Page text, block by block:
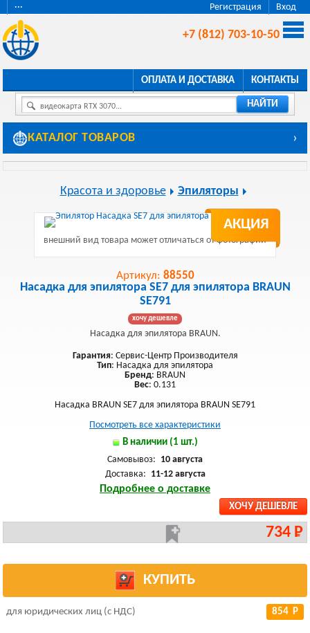
Регистрация Вход
···
+7 (812) 703-10-50
ОПЛАТА И ДОСТАВКА КОНТАКТЫ
видеокарта RTX 3070... НАЙТИ
КАТАЛОГ ТОВАРОВ ›
Красота и здоровье Эпиляторы
АКЦИЯ
внешний вид товара может отличаться от фотографии
Артикул: 88550
Насадка для эпилятора SЕ7 для эпилятора BRAUN
SE791
хочу дешевле
Насадка для эпилятора BRAUN.
Гарантия: Сервис-Центр Производителя
Тип: Насадка для эпилятора
Бренд: BRAUN
Вес: 0.131
Насадка BRAUN SЕ7 для эпилятора BRAUN SE791
Посмотреть все характеристики
В наличии (1 шт.)
Самовывоз: 10 августа
Доставка: 11-12 августа
Подробнее о доставке
ХОЧУ ДЕШЕВЛЕ
734 Р
КУПИТЬ
для юридических лиц (с НДС) 854 Р